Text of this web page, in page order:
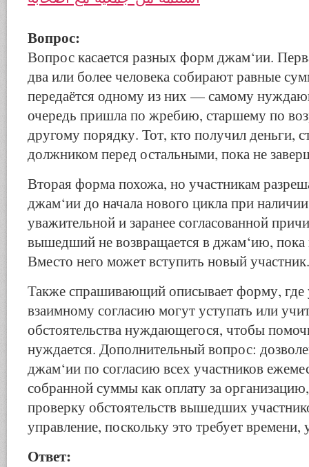
Вопрос:
Вопрос касается разных форм джам‘ии.
два или более человека собирают равные
передаётся одному из них — самому
очередь пришла по жребию, старшему по
другому порядку. Тот, кто получил деньги,
должником перед остальными, пока не
Вторая форма похожа, но участникам
джам‘ии до начала нового цикла при
уважительной и заранее согласованной
вышедший не возвращается в джам‘ию, пока
Вместо него может вступить новый участник.
Также спрашивающий описывает форму, где
взаимному согласию могут уступать или
обстоятельства нуждающегося, чтобы
нуждается. Дополнительный вопрос:
джам‘ии по согласию всех участников
собранной суммы как оплату за
проверку обстоятельств вышедших
управление, поскольку это требует времени,
Ответ: